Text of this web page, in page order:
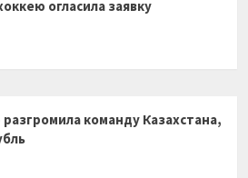
огласила заявку
разгромила команду Казахстана,